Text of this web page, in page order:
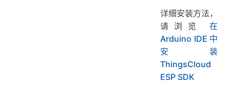
详细安装方法，
请浏览 在
Arduino IDE 中
安装
ThingsCloud
ESP SDK